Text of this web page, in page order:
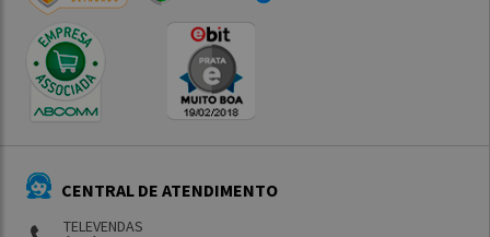
CENTRAL DE ATENDIMENTO
TELEVENDAS